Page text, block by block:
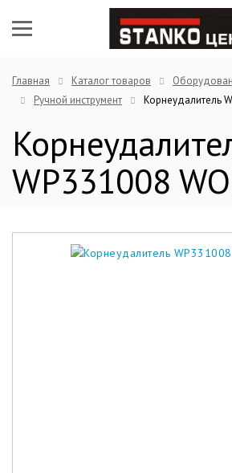
Главная Каталог товаров
Ручной инструмент
Корнеудалитель
WP331008